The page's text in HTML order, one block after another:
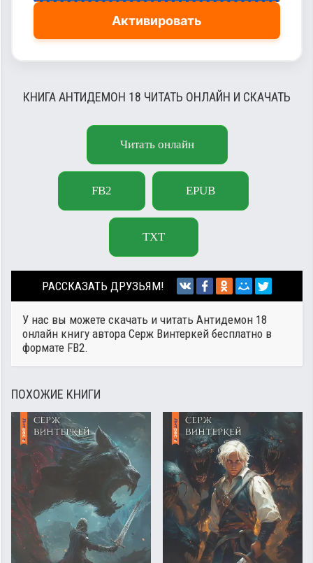
Активировать
КНИГА АНТИДЕМОН 18 ЧИТАТЬ ОНЛАЙН И СКАЧАТЬ
Читать онлайн
FB2 EPUB
TXT
РАССКАЗАТЬ ДРУЗЬЯМ!
У нас вы можете скачать и читать Антидемон 18
онлайн книгу автора Серж Винтеркей бесплатно в
формате FB2.
ПОХОЖИЕ КНИГИ